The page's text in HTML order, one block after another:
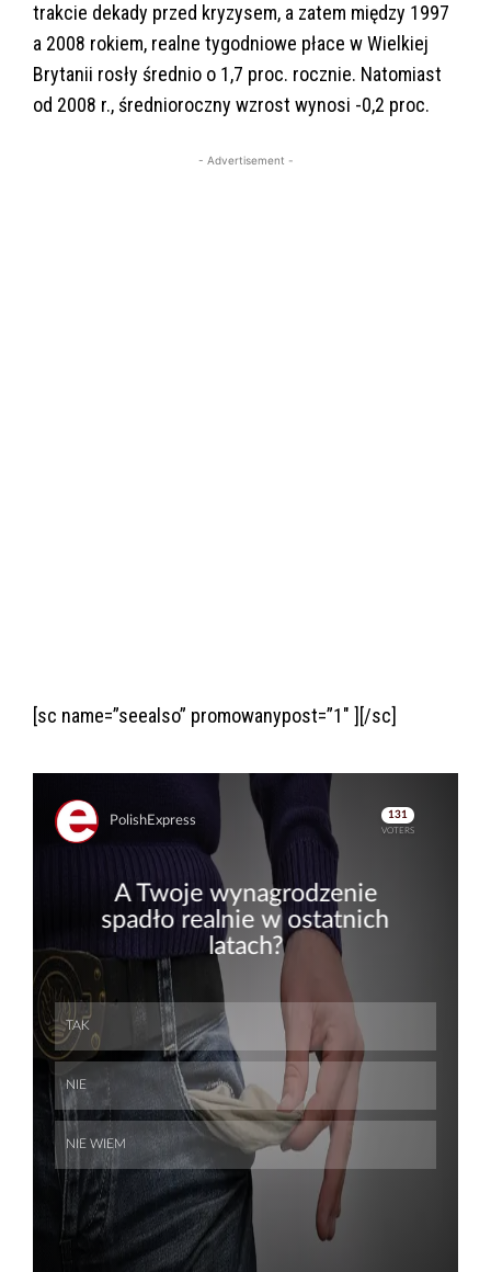
trakcie dekady przed kryzysem, a zatem między 1997
a 2008 rokiem, realne tygodniowe płace w Wielkiej
Brytanii rosły średnio o 1,7 proc. rocznie. Natomiast
od 2008 r., średnioroczny wzrost wynosi -0,2 proc.
- Advertisement -
[sc name=”seealso” promowanypost=”1″ ][/sc]
Skip